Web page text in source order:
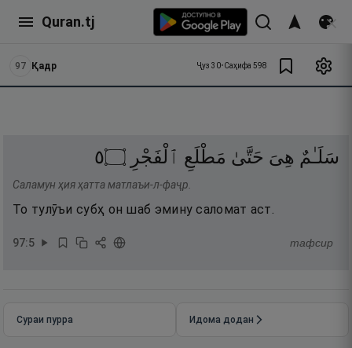
Quran.tj
97 Қадр Ҷуз 30•Саҳифа 598
سَلَـٰمٌ هِىَ حَتَّىٰ مَطْلَعِ ٱلْفَجْرِ ۝٥
Саламун ҳия ҳатта матлаъи-л-фаҷр.
То тулӯъи субҳ он шаб эмину саломат аст.
97:5 тафсир
Сураи пурра Идома додан